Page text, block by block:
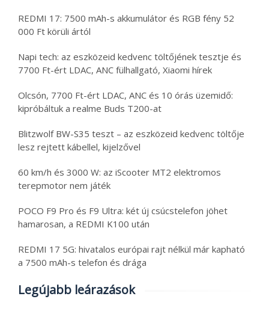
REDMI 17: 7500 mAh-s akkumulátor és RGB fény 52
000 Ft körüli ártól
Napi tech: az eszközeid kedvenc töltőjének tesztje és
7700 Ft-ért LDAC, ANC fülhallgató, Xiaomi hírek
Olcsón, 7700 Ft-ért LDAC, ANC és 10 órás üzemidő:
kipróbáltuk a realme Buds T200-at
Blitzwolf BW-S35 teszt – az eszközeid kedvenc töltője
lesz rejtett kábellel, kijelzővel
60 km/h és 3000 W: az iScooter MT2 elektromos
terepmotor nem játék
POCO F9 Pro és F9 Ultra: két új csúcstelefon jöhet
hamarosan, a REDMI K100 után
REDMI 17 5G: hivatalos európai rajt nélkül már kapható
a 7500 mAh-s telefon és drága
Legújabb leárazások